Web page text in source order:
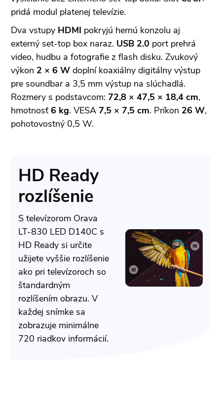
pridá modul platenej televízie.
Dva vstupy HDMI pokryjú hernú konzolu aj
externý set-top box naraz. USB 2.0 port prehrá
video, hudbu a fotografie z flash disku. Zvukový
výkon 2 × 6 W doplní koaxiálny digitálny výstup
pre soundbar a 3,5 mm výstup na slúchadlá.
Rozmery s podstavcom: 72,8 × 47,5 × 18,4 cm,
hmotnosť 6 kg. VESA 7,5 × 7,5 cm. Príkon 26 W,
pohotovostný 0,5 W.
HD Ready
rozlíšenie
S televízorom Orava
LT-830 LED D140C s
HD Ready si určite
užijete vyššie rozlíšenie
ako pri televízoroch so
štandardným
rozlíšením obrazu. V
každej snímke sa
zobrazuje minimálne
720 riadkov informácií.